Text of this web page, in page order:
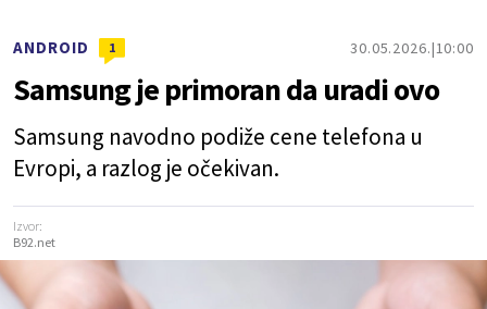
ANDROID 1 30.05.2026. 10:00
Samsung je primoran da uradi ovo
Samsung navodno podiže cene telefona u
Evropi, a razlog je očekivan.
Izvor:
B92.net